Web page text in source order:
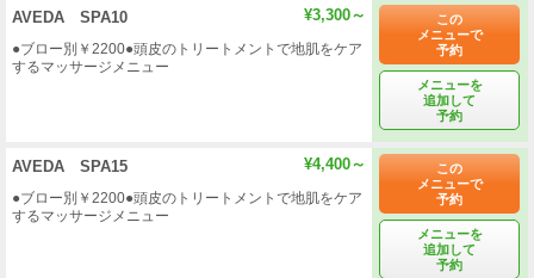
AVEDA SPA10 ¥3,300～
●ブロー別￥2200●頭皮のトリートメントで地肌をケア
するマッサージメニュー
この
メニューで
予約
メニューを
追加して
予約
AVEDA SPA15 ¥4,400～
●ブロー別￥2200●頭皮のトリートメントで地肌をケア
するマッサージメニュー
この
メニューで
予約
メニューを
追加して
予約